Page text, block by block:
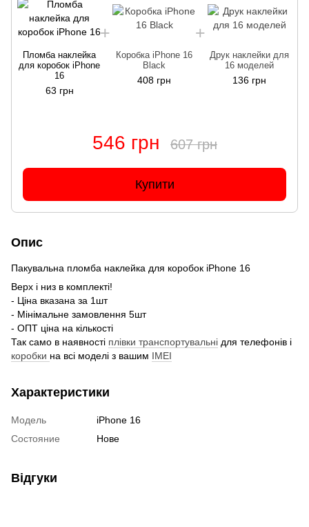
Пломба наклейка
для коробок iPhone
16
63 грн
Коробка iPhone 16
Black
408 грн
Друк наклейки для
16 моделей
136 грн
546 грн 607 грн
Купити
Опис
Пакувальна пломба наклейка для коробок iPhone 16
Верх і низ в комплекті!
- Ціна вказана за 1шт
- Мінімальне замовлення 5шт
- ОПТ ціна на кількості
Так само в наявності плівки транспортувальні для телефонів і
коробки на всі моделі з вашим IMEI
Характеристики
Модель
iPhone 16
Состояние
Нове
Відгуки